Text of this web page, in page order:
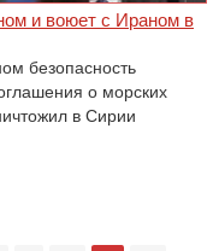
и воюет с Ираном в
безопасность
о морских
в Сирии